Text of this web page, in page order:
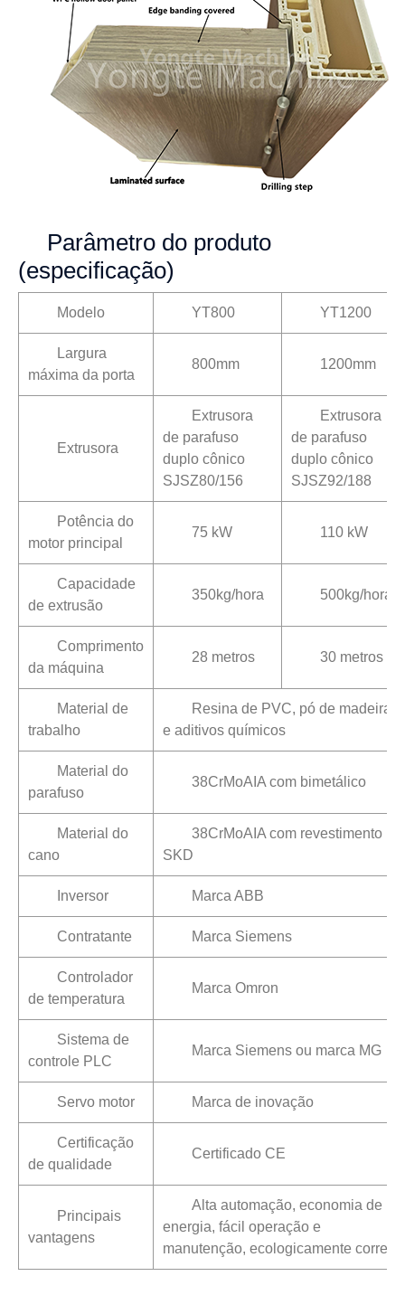
Parâmetro do produto
(especificação)
Modelo YT800 YT1200
Largura
máxima da porta
800mm 1200mm
Extrusora
Extrusora
de parafuso
duplo cônico
SJSZ80/156
Extrusora
de parafuso
duplo cônico
SJSZ92/188
Potência do
motor principal
75 kW 110 kW
Capacidade
de extrusão
350kg/hora 500kg/hora
Comprimento
da máquina
28 metros 30 metros
Material de
trabalho
Resina de PVC, pó de madeira
e aditivos químicos
Material do
parafuso
38CrMoAIA com bimetálico
Material do
cano
38CrMoAIA com revestimento
SKD
Inversor Marca ABB
Contratante Marca Siemens
Controlador
de temperatura
Marca Omron
Sistema de
controle PLC
Marca Siemens ou marca MG
Servo motor Marca de inovação
Certificação
de qualidade
Certificado CE
Principais
vantagens
Alta automação, economia de
energia, fácil operação e
manutenção, ecologicamente correto